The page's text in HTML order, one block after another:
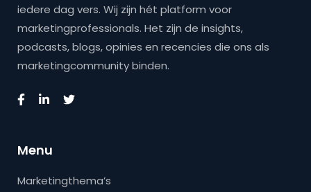
iedere dag vers. Wij zijn hét platform voor
marketingprofessionals. Het zijn de insights,
podcasts, blogs, opinies en recencies die ons als
marketingcommunity binden.
Menu
Marketingthema’s